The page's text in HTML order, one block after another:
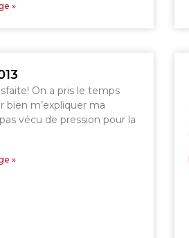
»
On a pris le temps
bien m’expliquer ma
vécu de pression pour la
»